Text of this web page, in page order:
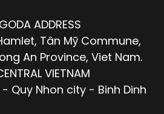
ADDRESS
Tân Mỹ Commune,
An Province, Viet Nam.
VIETNAM
Quy Nhon city - Binh Dinh